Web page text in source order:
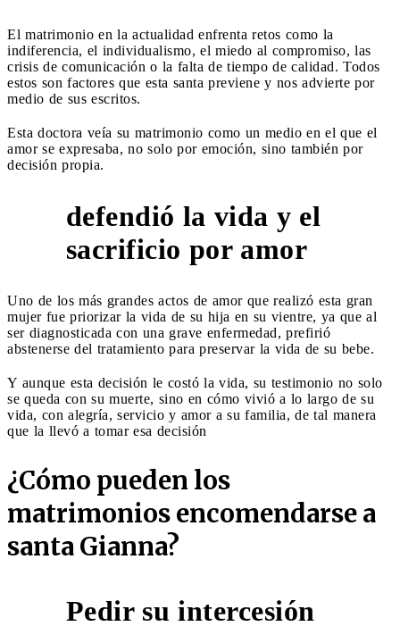
El matrimonio en la actualidad enfrenta retos como la
indiferencia, el individualismo, el miedo al compromiso, las
crisis de comunicación o la falta de tiempo de calidad. Todos
estos son factores que esta santa previene y nos advierte por
medio de sus escritos.
Esta doctora veía su matrimonio como un medio en el que el
amor se expresaba, no solo por emoción, sino también por
decisión propia.
defendió la vida y el
sacrificio por amor
Uno de los más grandes actos de amor que realizó esta gran
mujer fue priorizar la vida de su hija en su vientre, ya que al
ser diagnosticada con una grave enfermedad, prefirió
abstenerse del tratamiento para preservar la vida de su bebe.
Y aunque esta decisión le costó la vida, su testimonio no solo
se queda con su muerte, sino en cómo vivió a lo largo de su
vida, con alegría, servicio y amor a su familia, de tal manera
que la llevó a tomar esa decisión
¿Cómo pueden los
matrimonios encomendarse a
santa Gianna?
Pedir su intercesión